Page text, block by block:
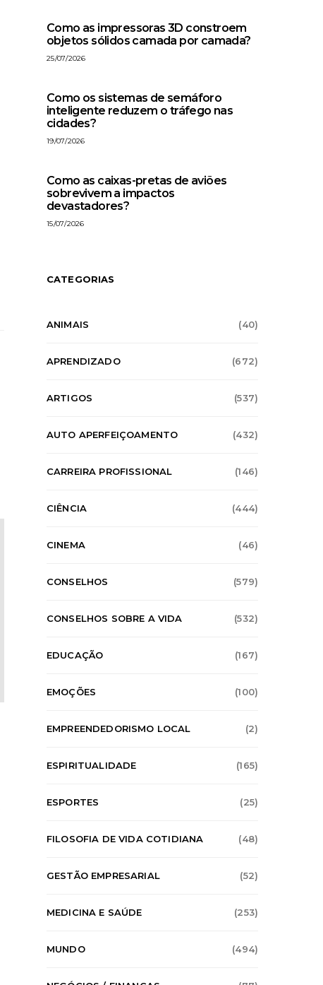
APRENDIZADO
CONSELHOS
produzem
FELIPE LEMOS
Como as impressoras 3D constroem
objetos sólidos camada por camada?
25/07/2026
Como os sistemas de semáforo
inteligente reduzem o tráfego nas
cidades?
19/07/2026
Como as caixas-pretas de aviões
sobrevivem a impactos
devastadores?
15/07/2026
CATEGORIAS
ANIMAIS (40)
APRENDIZADO (672)
ARTIGOS (537)
AUTO APERFEIÇOAMENTO (432)
CARREIRA PROFISSIONAL (146)
CIÊNCIA (444)
CINEMA (46)
CONSELHOS (579)
CONSELHOS SOBRE A VIDA (532)
EDUCAÇÃO (167)
EMOÇÕES (100)
EMPREENDEDORISMO LOCAL (2)
ESPIRITUALIDADE (165)
ESPORTES (25)
FILOSOFIA DE VIDA COTIDIANA (48)
GESTÃO EMPRESARIAL (52)
MEDICINA E SAÚDE (253)
MUNDO (494)